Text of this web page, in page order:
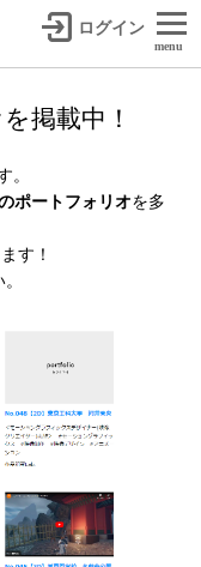
ログイン
menu
掲載中！
。
ポートフォリオを多
す！